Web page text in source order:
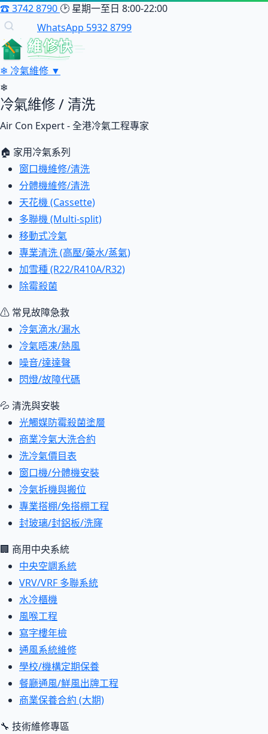
☎3742 8790 🕑 星期一至日 8:00-22:00
WhatsApp 5932 8799
維修快
❄ 冷氣維修 ▼
❄
冷氣維修 / 清洗
Air Con Expert - 全港冷氣工程專家
🏠 家用冷氣系列
窗口機維修/清洗
分體機維修/清洗
天花機 (Cassette)
多聯機 (Multi-split)
移動式冷氣
專業清洗 (高壓/藥水/蒸氣)
加雪種 (R22/R410A/R32)
除霉殺菌
⚠ 常見故障急救
冷氣滴水/漏水
冷氣唔凍/熱風
噪音/達達聲
閃燈/故障代碼
💦 清洗與安裝
光觸媒防霉殺菌塗層
商業冷氣大洗合約
洗冷氣價目表
窗口機/分體機安裝
冷氣拆機與搬位
專業搭棚/免搭棚工程
封玻璃/封鋁板/洗窿
🏢 商用中央系統
中央空調系統
VRV/VRF 多聯系統
水冷櫃機
風喉工程
寫字樓年檢
通風系統維修
學校/機構定期保養
餐廳通風/鮮風出牌工程
商業保養合約 (大期)
🔧 技術維修專區